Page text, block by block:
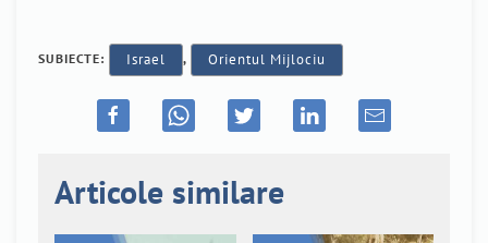
SUBIECTE: Israel , Orientul Mijlociu
Articole similare